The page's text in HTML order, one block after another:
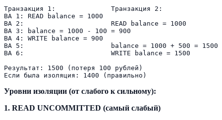
Транзакция 1:              Транзакция 2:
ВА 1: READ balance = 1000
ВА 2:                      READ balance = 1000
ВА 3: balance = 1000 - 100 = 900
ВА 4: WRITE balance = 900
ВА 5:                      balance = 1000 + 500 = 1500
ВА 6:                      WRITE balance = 1500
Результат: 1500 (потеря 100 рублей)
Уровни изоляции (от слабого к сильному):
1. READ UNCOMMITTED (самый слабый)